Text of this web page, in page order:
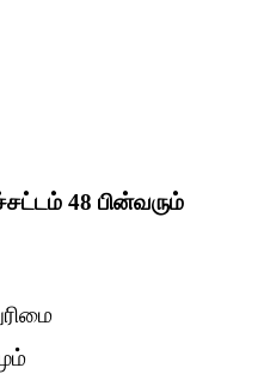
48 பின்வரும்